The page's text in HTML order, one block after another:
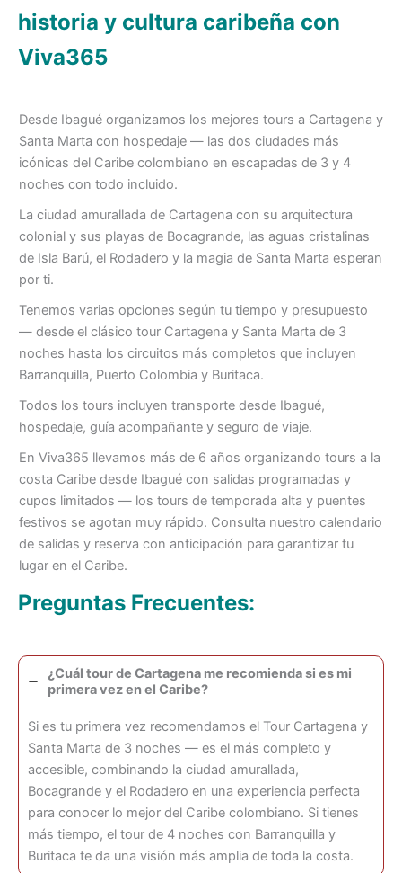
historia y cultura caribeña con
Viva365
Desde Ibagué organizamos los mejores tours a Cartagena y
Santa Marta con hospedaje — las dos ciudades más
icónicas del Caribe colombiano en escapadas de 3 y 4
noches con todo incluido.
La ciudad amurallada de Cartagena con su arquitectura
colonial y sus playas de Bocagrande, las aguas cristalinas
de Isla Barú, el Rodadero y la magia de Santa Marta esperan
por ti.
Tenemos varias opciones según tu tiempo y presupuesto
— desde el clásico tour Cartagena y Santa Marta de 3
noches hasta los circuitos más completos que incluyen
Barranquilla, Puerto Colombia y Buritaca.
Todos los tours incluyen transporte desde Ibagué,
hospedaje, guía acompañante y seguro de viaje.
En Viva365 llevamos más de 6 años organizando tours a la
costa Caribe desde Ibagué con salidas programadas y
cupos limitados — los tours de temporada alta y puentes
festivos se agotan muy rápido. Consulta nuestro calendario
de salidas y reserva con anticipación para garantizar tu
lugar en el Caribe.
Preguntas Frecuentes:
¿Cuál tour de Cartagena me recomienda si es mi
primera vez en el Caribe?
Si es tu primera vez recomendamos el Tour Cartagena y
Santa Marta de 3 noches — es el más completo y
accesible, combinando la ciudad amurallada,
Bocagrande y el Rodadero en una experiencia perfecta
para conocer lo mejor del Caribe colombiano. Si tienes
más tiempo, el tour de 4 noches con Barranquilla y
Buritaca te da una visión más amplia de toda la costa.